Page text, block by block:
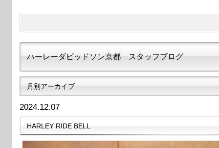
ハーレーダビッドソン京都 スタッフブログ
月別アーカイブ
2024.12.07
HARLEY RIDE BELL